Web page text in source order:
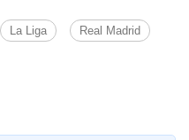
La Liga Real Madrid